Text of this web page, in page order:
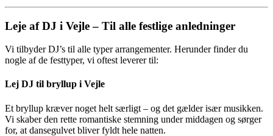
Leje af DJ i Vejle – Til alle festlige anledninger
Vi tilbyder DJ’s til alle typer arrangementer. Herunder finder du
nogle af de festtyper, vi oftest leverer til:
Lej DJ til bryllup i Vejle
Et bryllup kræver noget helt særligt – og det gælder især musikken.
Vi skaber den rette romantiske stemning under middagen og sørger
for, at dansegulvet bliver fyldt hele natten.